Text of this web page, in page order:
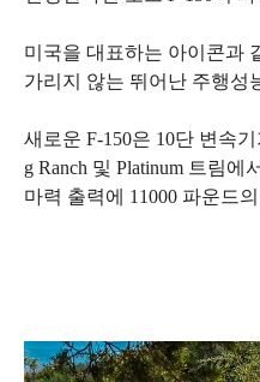
미국을 대표하는 아이콘과
가리지 않는 뛰어난 주행성
새로운 F-150은 10단 변속
g Ranch 및 Platinum 트림
마력 출력에 11000 파운드